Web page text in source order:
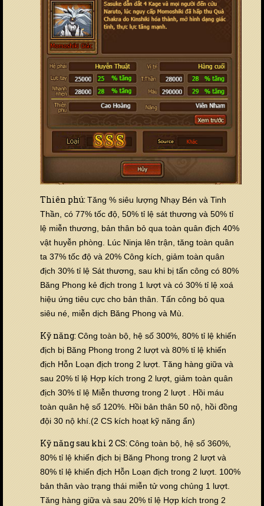
Thiên phú: Tăng % siêu lượng Nhạy Bén và Tinh
Thần, có 77% tốc độ, 50% tỉ lệ sát thương và 50% tỉ
lệ miễn thương, bản thân bỏ qua toàn quân địch 40%
vật huyễn phòng. Lúc Ninja lên trận, tăng toàn quân
ta 37% tốc độ và 20% Công kích, giảm toàn quân
địch 30% tỉ lệ Sát thương, sau khi bị tấn công có 80%
Băng Phong kẻ địch trong 1 lượt và có 30% tỉ lệ xoá
hiệu ứng tiêu cực cho bản thân. Tấn công bỏ qua
siêu né, miễn dịch Băng Phong và Mù.
Kỹ năng: Công toàn bộ, hệ số 300%, 80% tỉ lệ khiến
địch bị Băng Phong trong 2 lượt và 80% tỉ lệ khiến
địch Hỗn Loạn địch trong 2 lượt. Tăng hàng giữa và
sau 20% tỉ lệ Hợp kích trong 2 lượt, giảm toàn quân
địch 30% tỉ lệ Miễn thương trong 2 lượt . Hồi máu
toàn quân hệ số 120%. Hồi bản thân 50 nộ, hồi đồng
đội 30 nộ khí.(2 CS kích hoạt kỹ năng ẩn)
Kỹ năng sau khi 2 CS:Công toàn bộ, hệ số 360%,
80% tỉ lệ khiến địch bị Băng Phong trong 2 lượt và
80% tỉ lệ khiến địch Hỗn Loạn địch trong 2 lượt. 100%
bản thân vào trạng thái miễn tử vong chủng 1 lượt.
Tăng hàng giữa và sau 20% tỉ lệ Hợp kích trong 2